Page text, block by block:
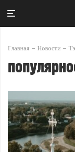
Главная Новости